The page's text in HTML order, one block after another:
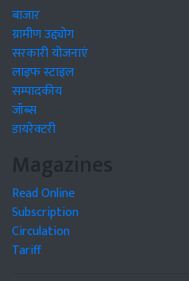
बाजार
ग्रामीण उद्द्योग
सरकारी योजनाएं
लाइफ स्टाइल
सम्पादकीय
जॉब्स
डायरेक्टरी
Magazines
Read Online
Subscription
Circulation
Tariff